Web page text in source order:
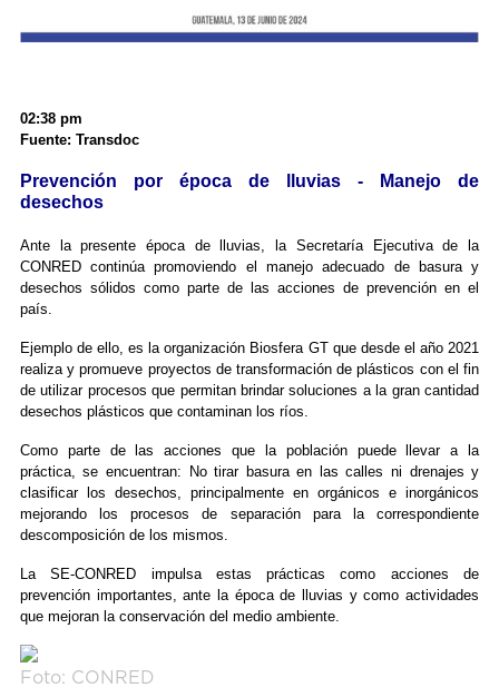
02:38 pm
Fuente: Transdoc
Prevención por época de lluvias - Manejo de
desechos
Ante la presente época de lluvias, la Secretaría Ejecutiva de la
CONRED continúa promoviendo el manejo adecuado de basura y
desechos sólidos como parte de las acciones de prevención en el
país.
Ejemplo de ello, es la organización Biosfera GT que desde el año 2021
realiza y promueve proyectos de transformación de plásticos con el fin
de utilizar procesos que permitan brindar soluciones a la gran cantidad
desechos plásticos que contaminan los ríos.
Como parte de las acciones que la población puede llevar a la
práctica, se encuentran: No tirar basura en las calles ni drenajes y
clasificar los desechos, principalmente en orgánicos e inorgánicos
mejorando los procesos de separación para la correspondiente
descomposición de los mismos.
La SE-CONRED impulsa estas prácticas como acciones de
prevención importantes, ante la época de lluvias y como actividades
que mejoran la conservación del medio ambiente.
Foto: CONRED